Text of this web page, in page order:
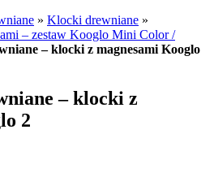
» Klocki drewniane »
– zestaw Kooglo Mini Color /
– klocki z magnesami Kooglo
– klocki z
2